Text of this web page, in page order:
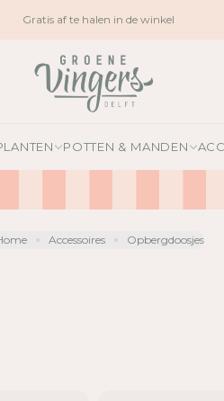
Gratis af te halen in de winkel
POTTEN & MANDEN
Accessoires Opbergdoosjes